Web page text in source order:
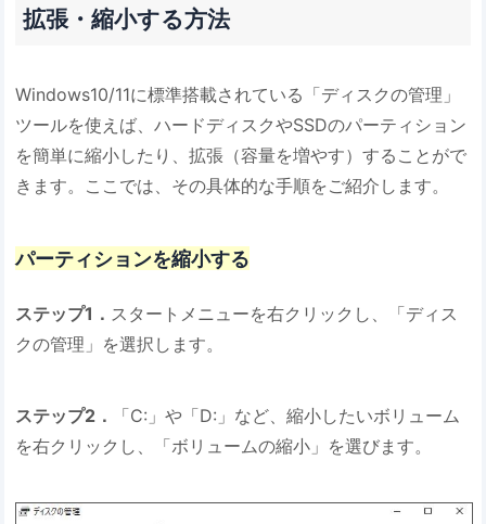
拡張・縮小する方法
Windows10/11に標準搭載されている「ディスクの管理」
ツールを使えば、ハードディスクやSSDのパーティション
を簡単に縮小したり、拡張（容量を増やす）することがで
きます。ここでは、その具体的な手順をご紹介します。
パーティションを縮小する
ステップ1． スタートメニューを右クリックし、「ディス
クの管理」を選択します。
ステップ2．
「C:」や「D:」など、縮小したいボリューム
を右クリックし、「ボリュームの縮小」を選びます。